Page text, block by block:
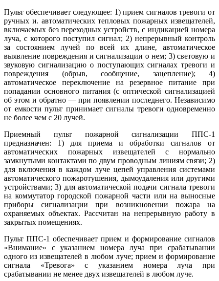
Пульт обеспечивает следующее: 1) прием сигналов тревоги от
ручных и. автоматических тепловых пожарных извещателей,
включаемых без переходных устройств, с индикацией номера
луча, с которого поступил сигнал; 2) непрерывный контроль
за состоянием лучей по всей их длине, автоматическое
выявление повреждения и сигнализации о нем; 3) световую и
звуковую сигнализацию о поступающих сигналах тревоги и
повреждения (обрыв, сообщение, зацепление); 4)
автоматическое переключение на резервное питание при
попадании основного питания (с оптической сигнализацией
об этом и обратно — при появлении последнего. Независимо
от емкости пульт принимает сигналы тревоги одновременно
не более чем с 20 лучей.
Приемный пульт пожарной сигнализации ППС-1
предназначен: 1) для приема и обработки сигналов от
автоматических пожарных извещателей с нормально
замкнутыми контактами по двум проводным линиям связи; 2)
для включения в каждом луче цепей управления системами
автоматического пожаротушения, дымоудаления или другими
устройствами; 3) для автоматической подачи сигнала тревоги
на коммутатор городской пожарной части или на выносные
приборы сигнализации при возникновении пожара на
охраняемых объектах. Рассчитан на непрерывную работу в
закрытых помещениях.
Пульт ППС-1 обеспечивает прием и формирование сигналов
«Внимание» с указанием номера луча при срабатывании
одного из извещателей в любом луче; прием и формирование
сигнала «Тревога» с указанием номера луча при
срабатывании не менее двух извещателей в любом луче.